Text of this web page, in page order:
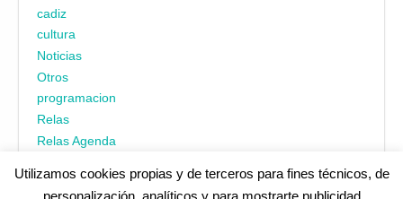
cadiz
cultura
Noticias
Otros
programacion
Relas
Relas Agenda
Utilizamos cookies propias y de terceros para fines técnicos, de
personalización, analíticos y para mostrarte publicidad